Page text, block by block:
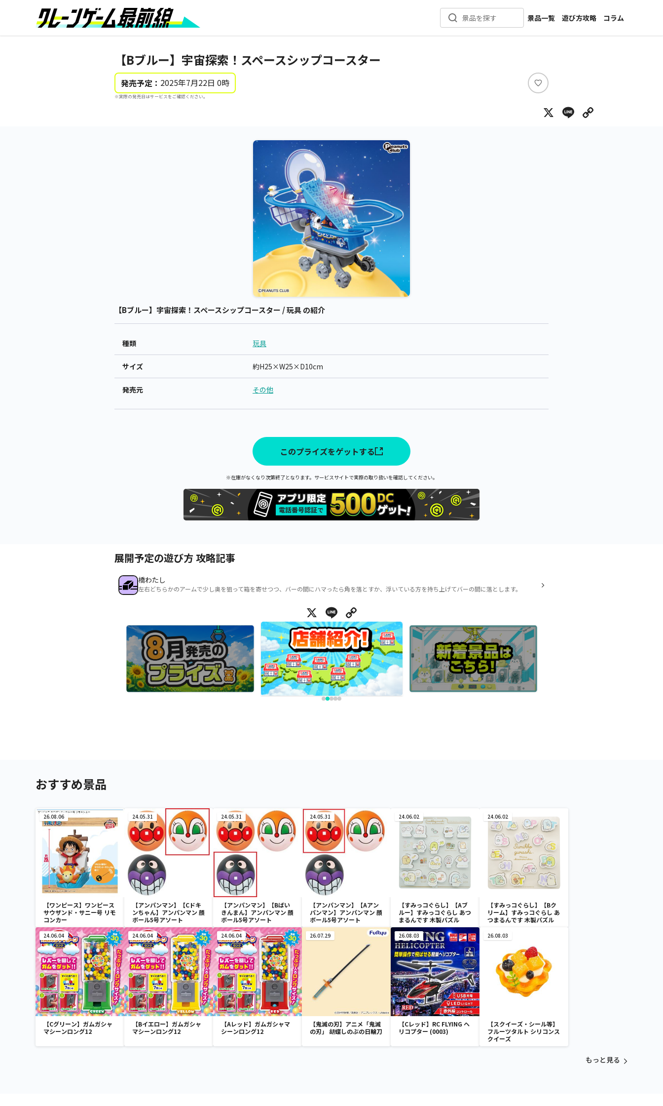
景品を探す
景品一覧
新着景品
メーカー一覧
遊び方攻略
コラム
インタビュー
【Bブルー】宇宙探索！スペースシップコースター
発売予定： 2025年7月22日 0時
※実際の発売日はサービスをご確認ください。
い
ね
X Line
【Bブルー】宇宙探索！スペースシップコースター / 玩具 の紹介
種類 玩具
サイズ 約H25×W25×D10cm
発売元 その他
このプライズをゲットする
※在庫がなくなり次第終了となります。サービスサイトで実際の取り扱いを確認してください。
展開予定の遊び方 攻略記事
橋わたし
左右どちらかのアームで少し奥を狙って箱を寄せつつ、バーの間にハマったら角を落とすか、浮いている方を持ち上げてバーの間に落とします。
X Line
おすすめ景品
26.08.06
【ワンピース】ワンピース
サウザンド・サニー号 リモ
コンカー
24.05.31
【アンパンマン】【Cドキ
ンちゃん】アンパンマン 顔
ボール5号アソート
24.05.31
【アンパンマン】【Bばい
きんまん】アンパンマン 顔
ボール5号アソート
24.05.31
【アンパンマン】【Aアン
パンマン】アンパンマン 顔
ボール5号アソート
24.06.02
【すみっコぐらし】【Aブ
ルー】すみっコぐらし あつ
まるんです 木製パズル
24.06.02
【すみっコぐらし】【Bク
リーム】すみっコぐらし あ
つまるんです 木製パズル
24.06.04
【Cグリーン】ガムガシャ
マシーンロング12
24.06.04
【Bイエロー】ガムガシャ
マシーンロング12
24.06.04
【Aレッド】ガムガシャマ
シーンロング12
26.07.29
【鬼滅の刃】アニメ「鬼滅
の刃」 胡蝶しのぶの日輪刀
26.08.03
【Cレッド】RC FLYING ヘ
リコプター (0003)
26.08.03
【スクイーズ・シール等】
フルーツタルト シリコンス
クイーズ
もっと見る